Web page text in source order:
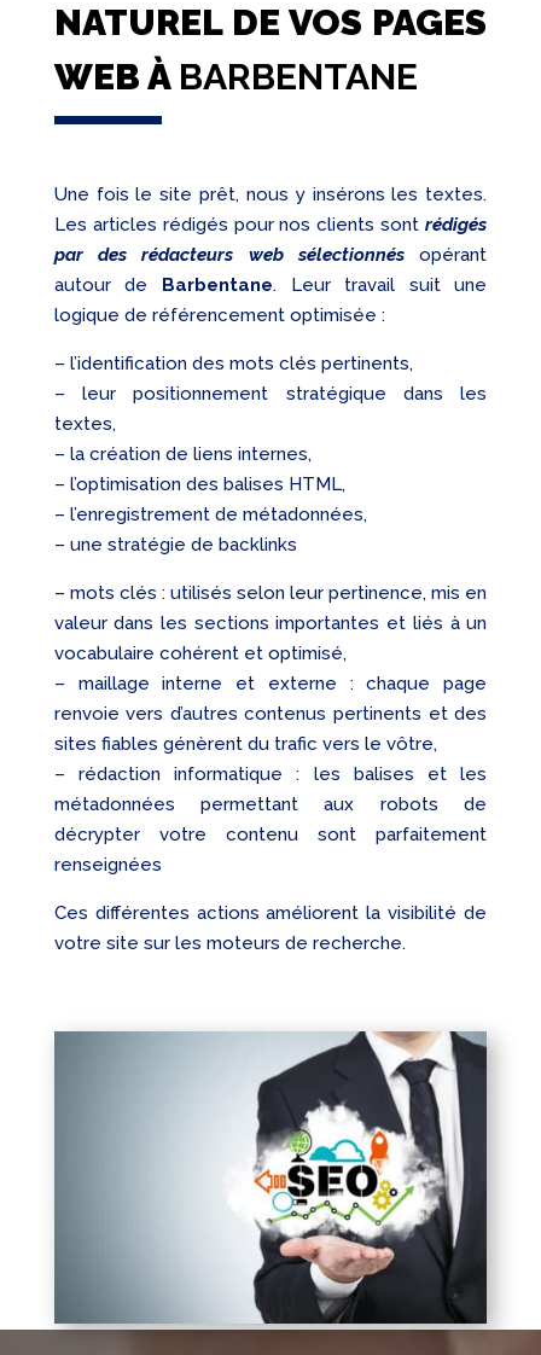
NATUREL DE VOS PAGES
WEB À BARBENTANE
Une fois le site prêt, nous y insérons les textes.
Les articles rédigés pour nos clients sontrédigés
par des rédacteurs web sélectionnésopérant
autour de Barbentane. Leur travail suit une
logique de référencement optimisée :
– l’identification des mots clés pertinents,
– leur positionnement stratégique dans les
textes,
– la création de liens internes,
– l’optimisation des balises HTML,
– l’enregistrement de métadonnées,
– une stratégie de backlinks
– mots clés : utilisés selon leur pertinence, mis en
valeur dans les sections importantes et liés à un
vocabulaire cohérent et optimisé,
– maillage interne et externe : chaque page
renvoie vers d’autres contenus pertinents et des
sites fiables génèrent du trafic vers le vôtre,
– rédaction informatique : les balises et les
métadonnées permettant aux robots de
décrypter votre contenu sont parfaitement
renseignées
Ces différentes actions améliorent la visibilité de
votre site sur les moteurs de recherche.